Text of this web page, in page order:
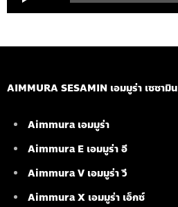
AIMMURA SESAMIN เอมมูร่า เซซามิน
Aimmura เอมมูร่า
Aimmura E เอมมูร่า อี
Aimmura V เอมมูร่า วี
Aimmura X เอมมูร่า เอ็กซ์